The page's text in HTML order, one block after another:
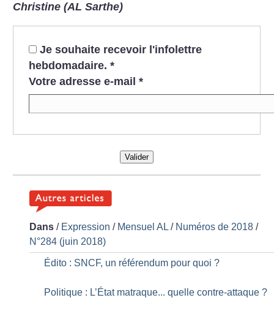
Christine (AL Sarthe)
Je souhaite recevoir l'infolettre
hebdomadaire. *
Votre adresse e-mail *
Valider
Dans / Expression / Mensuel AL / Numéros de 2018 /
N°284 (juin 2018)
Édito : SNCF, un référendum pour quoi ?
Politique : L’État matraque... quelle contre-attaque ?